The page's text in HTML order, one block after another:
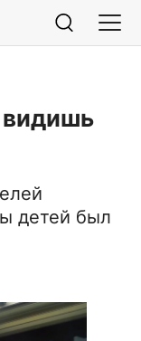
видишь
детей был